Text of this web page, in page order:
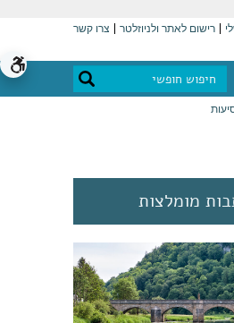
רישום לאתר ולניוזלטר צרו קשר
מומלצות